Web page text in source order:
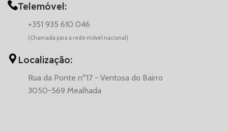
Telemóvel:
+351 935 610 046
(Chamada para a rede móvel nacional)
Localização:
Rua da Ponte nº17 - Ventosa do Bairro
3050-569 Mealhada